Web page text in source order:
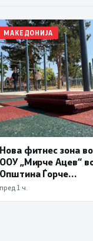
МАКЕДОНИЈА
Нова фитнес зона во
ООУ „Мирче Ацев“
Општина Ѓорче
Петров
пред 1 ч.